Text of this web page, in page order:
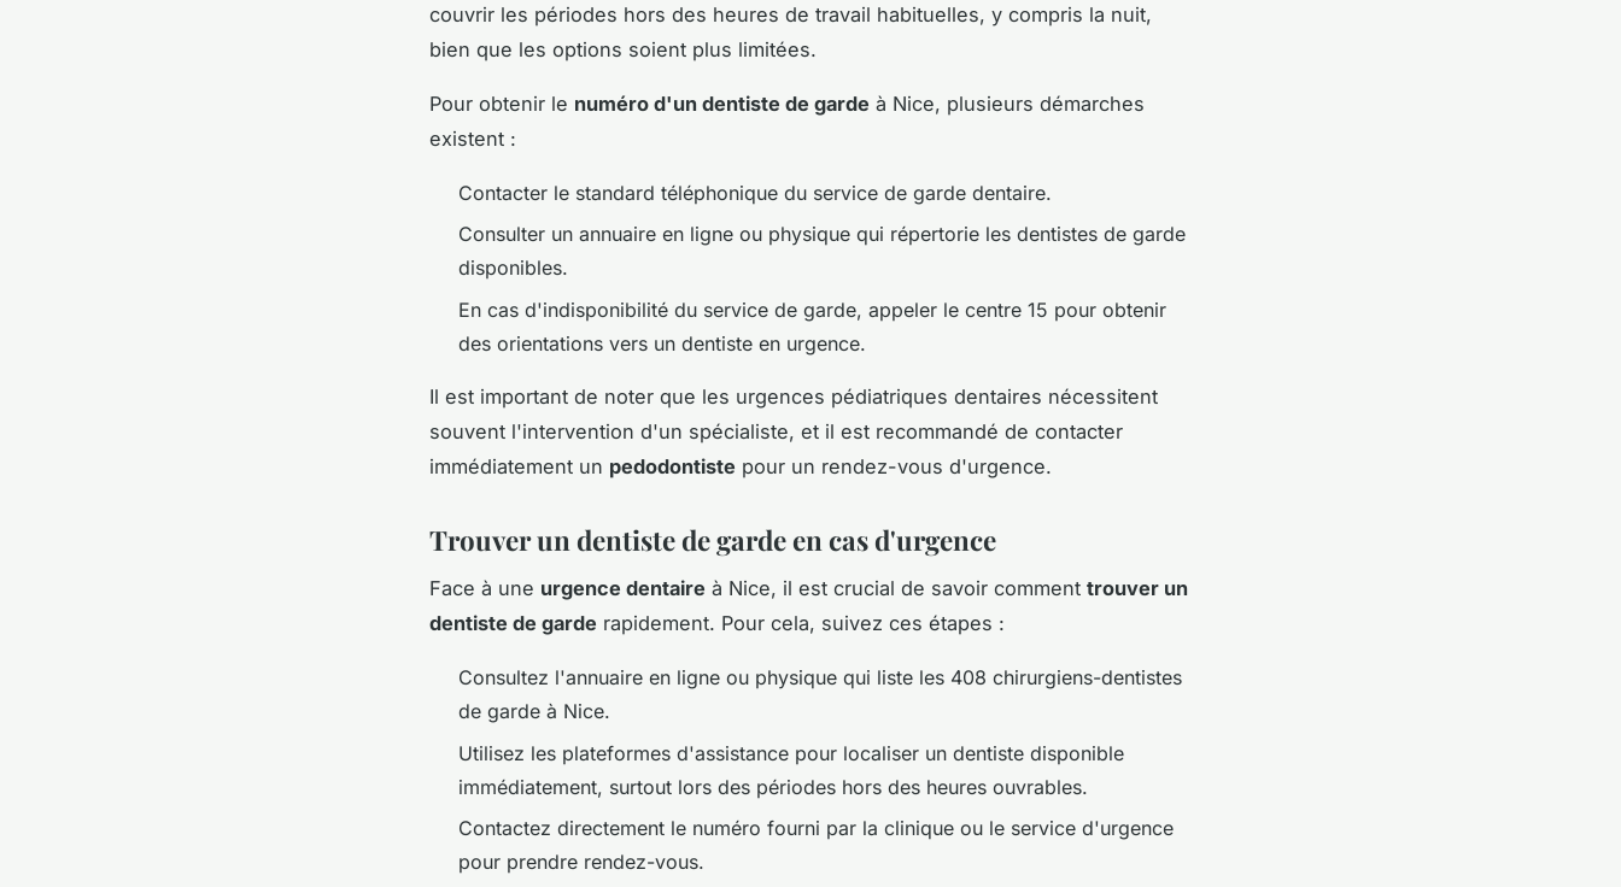
couvrir les périodes hors des heures de travail habituelles, y compris la nuit,
bien que les options soient plus limitées.
Pour obtenir le numéro d'un dentiste de garde à Nice, plusieurs démarches
existent :
Contacter le standard téléphonique du service de garde dentaire.
Consulter un annuaire en ligne ou physique qui répertorie les dentistes de garde
disponibles.
En cas d'indisponibilité du service de garde, appeler le centre 15 pour obtenir
des orientations vers un dentiste en urgence.
Il est important de noter que les urgences pédiatriques dentaires nécessitent
souvent l'intervention d'un spécialiste, et il est recommandé de contacter
immédiatement un pedodontiste pour un rendez-vous d'urgence.
Trouver un dentiste de garde en cas d'urgence
Face à une urgence dentaire à Nice, il est crucial de savoir comment trouver un
dentiste de garde rapidement. Pour cela, suivez ces étapes :
Consultez l'annuaire en ligne ou physique qui liste les 408 chirurgiens-dentistes
de garde à Nice.
Utilisez les plateformes d'assistance pour localiser un dentiste disponible
immédiatement, surtout lors des périodes hors des heures ouvrables.
Contactez directement le numéro fourni par la clinique ou le service d'urgence
pour prendre rendez-vous.